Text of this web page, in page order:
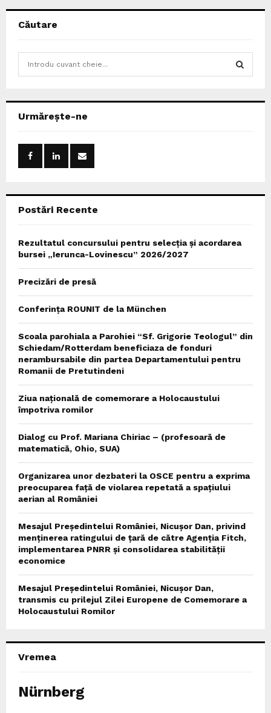
Căutare
h
Urmărește-ne
Postări Recente
Rezultatul concursului pentru selecția și acordarea
bursei „Ierunca-Lovinescu” 2026/2027
Precizări de presă
Conferința ROUNIT de la München
Scoala parohiala a Parohiei “Sf. Grigorie Teologul” din
Schiedam/Rotterdam beneficiaza de fonduri
nerambursabile din partea Departamentului pentru
Romanii de Pretutindeni
Ziua națională de comemorare a Holocaustului
împotriva romilor
Dialog cu Prof. Mariana Chiriac – (profesoară de
matematică, Ohio, SUA)
Organizarea unor dezbateri la OSCE pentru a exprima
preocuparea față de violarea repetată a spațiului
aerian al României
Mesajul Președintelui României, Nicușor Dan, privind
menținerea ratingului de țară de către Agenția Fitch,
implementarea PNRR și consolidarea stabilității
economice
Mesajul Președintelui României, Nicușor Dan,
transmis cu prilejul Zilei Europene de Comemorare a
Holocaustului Romilor
Vremea
Nürnberg